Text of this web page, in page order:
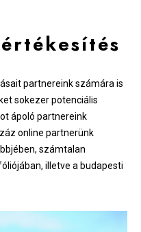
partnereink számára is
sokezer potenciális
ápoló partnereink
online partnerünk
számtalan
illetve a budapesti